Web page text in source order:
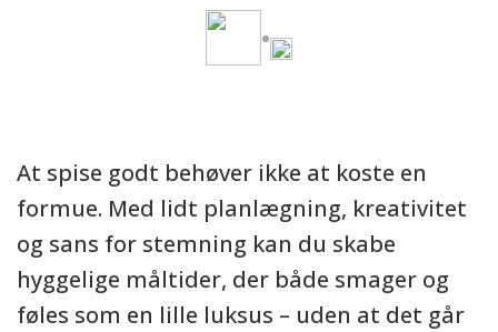
At spise godt behøver ikke at koste en
formue. Med lidt planlægning, kreativitet
og sans for stemning kan du skabe
hyggelige måltider, der både smager og
føles som en lille luksus – uden at det går